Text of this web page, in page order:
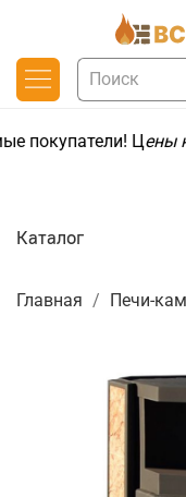
покупатели! Цены
Главная Печи-
Каталог